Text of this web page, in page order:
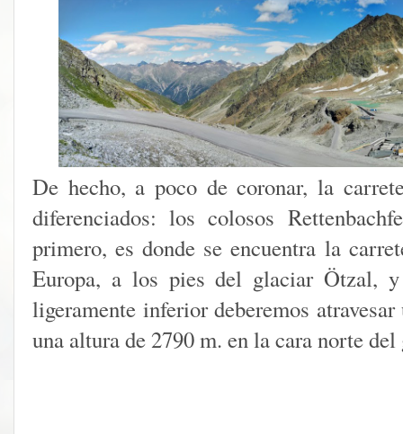
De hecho, a poco de coronar, la
diferenciados: los colosos
primero, es donde se encuentra la
Europa, a los pies del glaciar Ötzal,
ligeramente inferior deberemos
una altura de 2790 m. en la cara norte